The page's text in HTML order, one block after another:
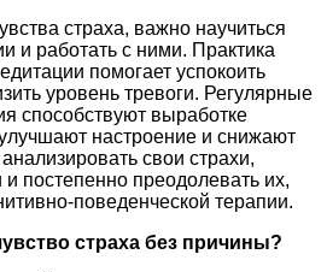
страха, важно научиться
и работать с ними. Практика
помогает успокоить
уровень тревоги. Регулярные
способствуют выработке
настроение и снижают
свои страхи,
и постепенно преодолевать их,
поведенческой терапии.
страха без причины?